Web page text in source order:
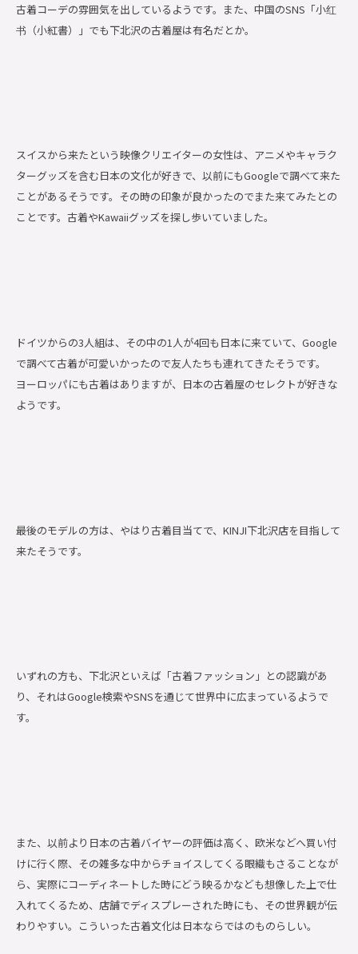
古着コーデの雰囲気を出しているようです。また、中国のSNS「小红
书（小紅書）」でも下北沢の古着屋は有名だとか。
スイスから来たという映像クリエイターの女性は、アニメやキャラク
ターグッズを含む日本の文化が好きで、以前にもGoogleで調べて来た
ことがあるそうです。その時の印象が良かったのでまた来てみたとの
ことです。古着やKawaiiグッズを探し歩いていました。
ドイツからの3人組は、その中の1人が4回も日本に来ていて、Google
で調べて古着が可愛いかったので友人たちも連れてきたそうです。
ヨーロッパにも古着はありますが、日本の古着屋のセレクトが好きな
ようです。
最後のモデルの方は、やはり古着目当てで、KINJI下北沢店を目指して
来たそうです。
いずれの方も、下北沢といえば「古着ファッション」との認識があ
り、それはGoogle検索やSNSを通じて世界中に広まっているようで
す。
また、以前より日本の古着バイヤーの評価は高く、欧米などへ買い付
けに行く際、その雑多な中からチョイスしてくる眼織もさることなが
ら、実際にコーディネートした時にどう映るかなども想像した上で仕
入れてくるため、店舗でディスプレーされた時にも、その世界観が伝
わりやすい。こういった古着文化は日本ならではのものらしい。